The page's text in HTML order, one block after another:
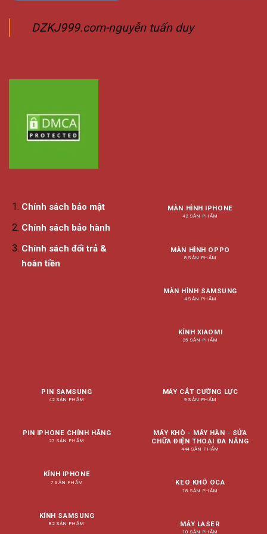
DZKJ999.com-nguyễn tuấn duy
Chính sách bảo mật
Chính sách bảo hành
Chính sách đổi trả &
hoàn tiền
MÀN HÌNH IPHONE
42 SẢN PHẨM
MÀN HÌNH OPPO
8 SẢN PHẨM
MÀN HÌNH SAMSUNG
4 SẢN PHẨM
KÍNH XIAOMI
25 SẢN PHẨM
PIN SAMSUNG
42 SẢN PHẨM
PIN IPHONE CHÍNH HÃNG
27 SẢN PHẨM
KÍNH IPHONE
7 SẢN PHẨM
KÍNH SAMSUNG
82 SẢN PHẨM
MÁY CẮT CƯỜNG LỰC
9 SẢN PHẨM
MÁY KHÒ - MÁY HÀN - SỬA
CHỮA ĐIỆN THOẠI ĐA NĂNG
444 SẢN PHẨM
KEO KHÔ OCA
18 SẢN PHẨM
MÁY LASER
10 SẢN PHẨM